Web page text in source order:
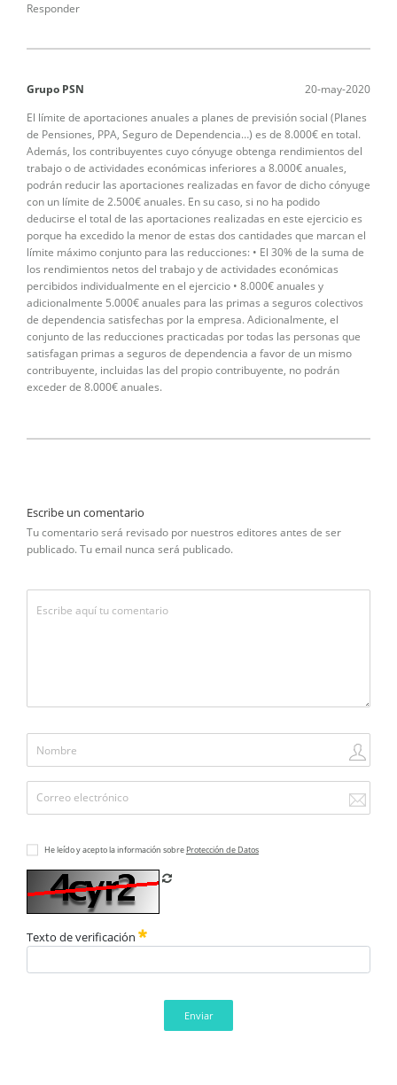
Responder
Grupo PSN 20-may-2020
El límite de aportaciones anuales a planes de previsión social (Planes
de Pensiones, PPA, Seguro de Dependencia…) es de 8.000€ en total.
Además, los contribuyentes cuyo cónyuge obtenga rendimientos del
trabajo o de actividades económicas inferiores a 8.000€ anuales,
podrán reducir las aportaciones realizadas en favor de dicho cónyuge
con un límite de 2.500€ anuales. En su caso, si no ha podido
deducirse el total de las aportaciones realizadas en este ejercicio es
porque ha excedido la menor de estas dos cantidades que marcan el
límite máximo conjunto para las reducciones: • El 30% de la suma de
los rendimientos netos del trabajo y de actividades económicas
percibidos individualmente en el ejercicio • 8.000€ anuales y
adicionalmente 5.000€ anuales para las primas a seguros colectivos
de dependencia satisfechas por la empresa. Adicionalmente, el
conjunto de las reducciones practicadas por todas las personas que
satisfagan primas a seguros de dependencia a favor de un mismo
contribuyente, incluidas las del propio contribuyente, no podrán
exceder de 8.000€ anuales.
Escribe un comentario
Tu comentario será revisado por nuestros editores antes de ser
publicado. Tu email nunca será publicado.
He leído y acepto la información sobre Protección de Datos
Texto de verificación
Enviar